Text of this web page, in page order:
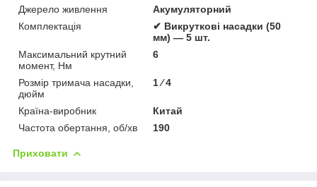
Джерело живлення
Акумуляторний
Комплектація
✔ Викруткові насадки (50
мм) — 5 шт.
Максимальний крутний
момент, Нм
6
Розмір тримача насадки,
дюйм
1 ⁄ 4
Країна-виробник
Китай
Частота обертання, об/хв
190
Приховати